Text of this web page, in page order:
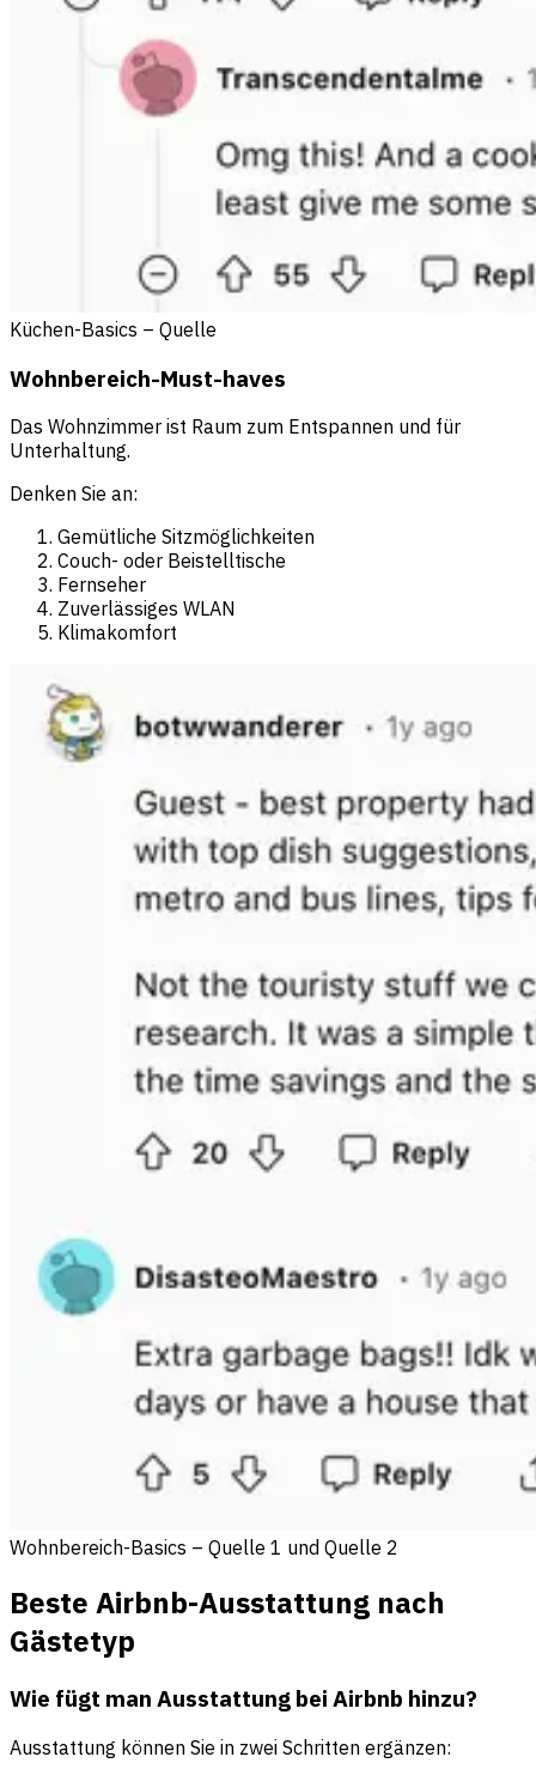
Küchen-Basics – Quelle
Wohnbereich-Must-haves
Das Wohnzimmer ist Raum zum Entspannen und für
Unterhaltung.
Denken Sie an:
Gemütliche Sitzmöglichkeiten
Couch- oder Beistelltische
Fernseher
Zuverlässiges WLAN
Klimakomfort
Wohnbereich-Basics – Quelle 1 und Quelle 2
Beste Airbnb-Ausstattung nach
Gästetyp
Wie fügt man Ausstattung bei Airbnb hinzu?
Ausstattung können Sie in zwei Schritten ergänzen: